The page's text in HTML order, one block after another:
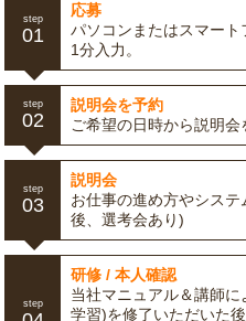
step
01
応募
パソコンまたはスマート
1分入力。
step
02
説明会を予約
ご希望の日時から説明会
step
03
説明会
お仕事の進め方やシス
後、選考会あり)
step
研修 / 本人確認
当社マニュアル＆講師
学習)を修了いただいた